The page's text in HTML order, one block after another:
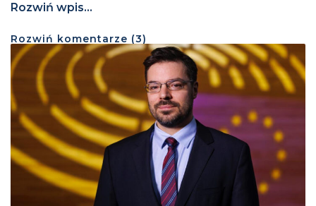
Rozwiń wpis...
Rozwiń komentarze (3)